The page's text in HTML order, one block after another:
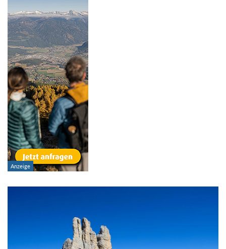
Art der Tour:
Schwierigkeitsgrad:
von
Kondition (Tourdauer):
von
Suchbegriff: